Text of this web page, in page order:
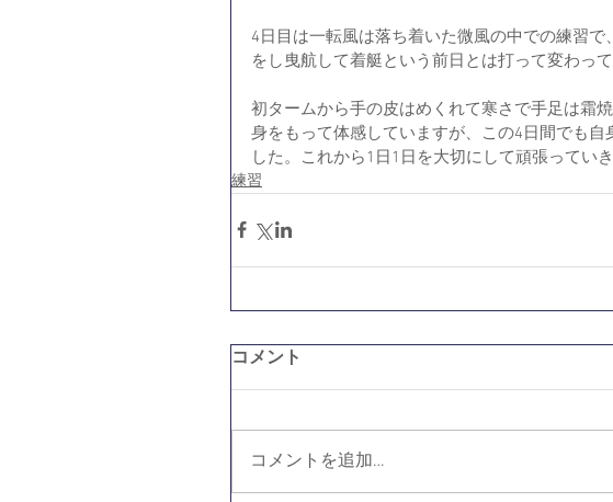
4日目は一転風は落ち着いた微風の中での練習
をし曳航して着艇という前日とは打って変わって
初タームから手の皮はめくれて寒さで手足は霜
身をもって体感していますが、この4日間でも
した。これから1日1日を大切にして頑張ってい
練習
コメント
コメントを追加…